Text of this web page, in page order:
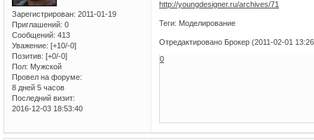
Зарегистрирован: 2011-01-19
Приглашений: 0
Сообщений: 413
Уважение: [+10/-0]
Позитив: [+0/-0]
Пол: Мужской
Провел на форуме:
8 дней 5 часов
Последний визит:
2016-12-03 18:53:40
http://youngdesigner.ru/archives/71
Теги: Моделирование
Отредактировано Брокер (2011-02-01
0